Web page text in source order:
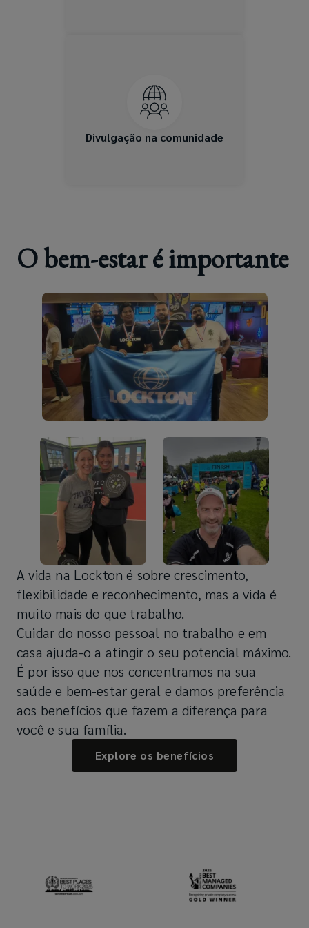
Divulgação na comunidade
trabalhamos, apoiando
organizações e causas que
são significativas para você
doação e trabalho voluntário.
O bem-estar é importante
A vida na Lockton é sobre crescimento,
flexibilidade e reconhecimento, mas a vida é
muito mais do que trabalho.
Cuidar do nosso pessoal no trabalho e em
casa ajuda-o a atingir o seu potencial máximo.
É por isso que nos concentramos na sua
saúde e bem-estar geral e damos preferência
aos benefícios que fazem a diferença para
você e sua família.
Explore os benefícios